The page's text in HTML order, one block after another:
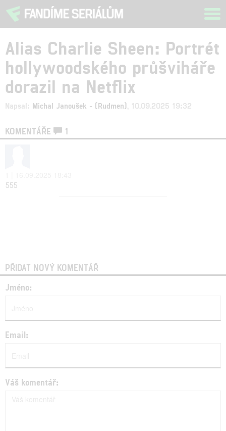
Alias Charlie Sheen: Portrét
hollywoodského průšviháře
dorazil na Netflix
Napsal: Michal Janoušek - (Rudmen) , 10.09.2025 19:32
KOMENTÁŘE 1
555
PŘIDAT NOVÝ KOMENTÁŘ
Jméno:
Email:
Váš komentář: